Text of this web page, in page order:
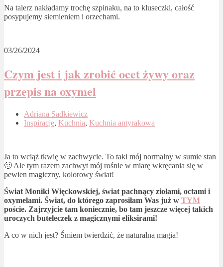
Na talerz nakładamy trochę szpinaku, na to kluseczki, całość
posypujemy siemieniem i orzechami.
03/26/2024
Czym jest i jak zrobić ocet żywy oraz
przepis na oxymel
Adriana Sadkiewicz
Inspiracje, Kuchnia, Kuchnia antyrakowa
Ja to wciąż tkwię w zachwycie. To taki mój normalny w sumie stan
🙂 Ale tym razem zachwyt mój rośnie w miarę wkręcania się w
pewien magiczny, kolorowy świat!
Świat Moniki Więckowskiej, świat pachnący ziołami, octami i
oxymelami. Świat, do którego zaprosiłam Was już w TYM
poście. Zajrzyjcie tam koniecznie, bo tam jeszcze więcej takich
uroczych buteleczek z magicznymi eliksirami!
A co w nich jest? Śmiem twierdzić, że naturalna magia!